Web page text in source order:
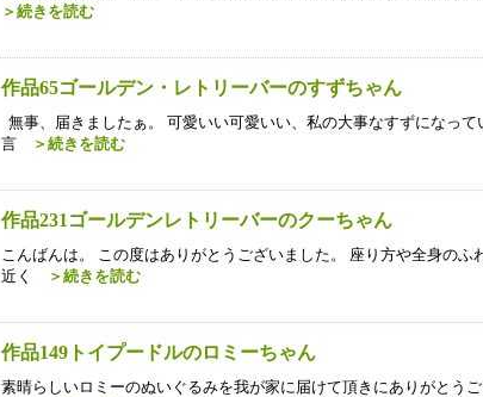
＞続きを読む
作品65ゴールデン・レトリーバーのすずちゃん
無事、届きましたぁ。 可愛いい可愛いい、私の大事なすずになっ
言 ＞続きを読む
作品231ゴールデンレトリーバーのクーちゃん
こんばんは。 この度はありがとうございました。 座り方や全身のふ
近く
＞続きを読む
作品149トイプードルのロミーちゃん
素晴らしいロミーのぬいぐるみを我が家に届けて頂きにありがとう